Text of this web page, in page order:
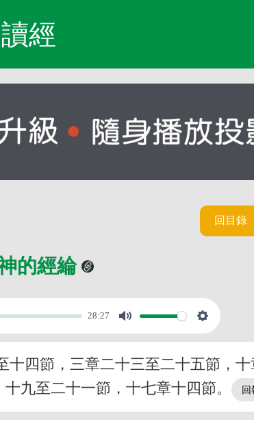
經
回目錄
的經綸
28:27
四節，三章二十三至二十五節，
九至二十一節，十七章十四節。